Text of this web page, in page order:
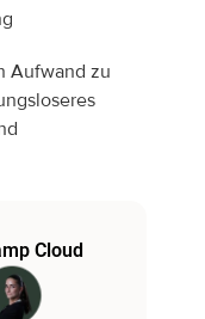
Aufwand zu
Cloud